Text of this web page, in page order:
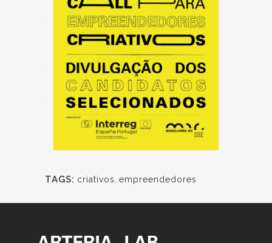
TAGS: criativos empreendedores